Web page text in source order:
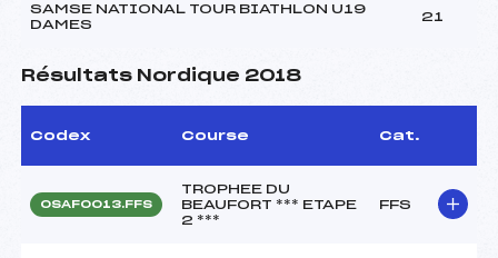
SAMSE NATIONAL TOUR BIATHLON U19
DAMES
21
Résultats Nordique 2018
Codex Course Cat.
OSAF0013.FFS
TROPHEE DU
BEAUFORT *** ETAPE
2 ***
FFS